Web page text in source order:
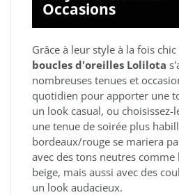
Occasions
Grâce à leur style à la fois
boucles d'oreilles Lolilota
nombreuses tenues et
quotidien pour apporter une
un look casual, ou choisissez-
une tenue de soirée plus
bordeaux/rouge se mariera
avec des tons neutres
beige, mais aussi avec des
un look audacieux.